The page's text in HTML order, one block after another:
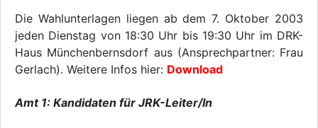
Die Wahlunterlagen liegen ab dem 7. Oktober 2003
jeden Dienstag von 18:30 Uhr bis 19:30 Uhr im DRK-
Haus Münchenbernsdorf aus (Ansprechpartner: Frau
Gerlach). Weitere Infos hier: Download
Amt 1: Kandidaten für JRK-Leiter/In